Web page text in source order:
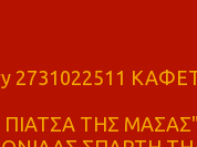
2731022511
ΤΗΣ